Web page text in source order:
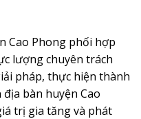
Cao Phong phối hợp
lượng chuyên trách
pháp, thực hiện thành
địa bàn huyện Cao
trị gia tăng và phát